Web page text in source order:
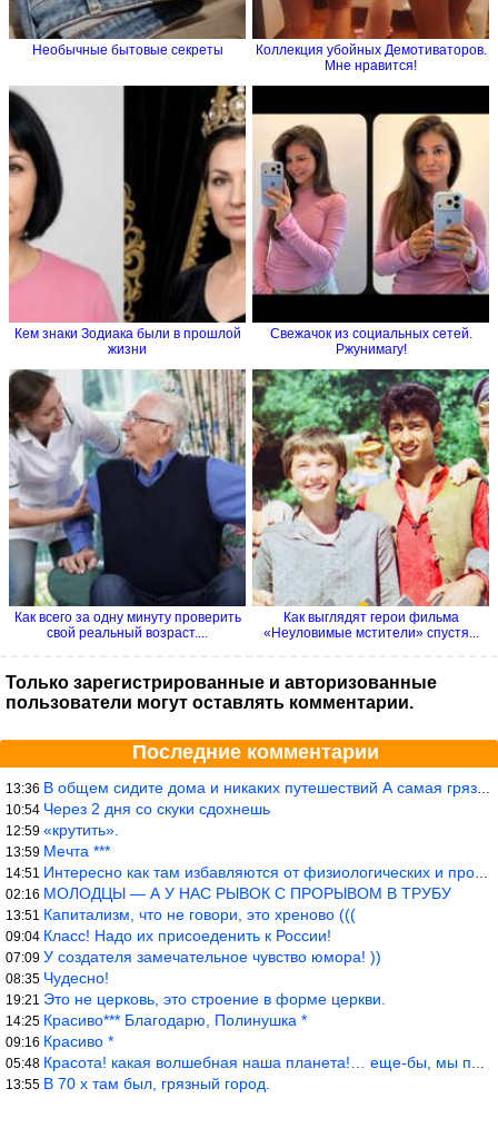
Необычные бытовые секреты
Коллекция убойных Демотиваторов.
Мне нравится!
Кем знаки Зодиака были в прошлой
жизни
Свежачок из социальных сетей.
Ржунимагу!
Как всего за одну минуту проверить
свой реальный возраст....
Как выглядят герои фильма
«Неуловимые мстители» спустя...
Только зарегистрированные и авторизованные
пользователи могут оставлять комментарии.
Последние комментарии
13:36 В общем сидите дома и никаких путешествий А самая грязная в от
10:54 Через 2 дня со скуки сдохнешь
12:59 «крутить».
13:59 Мечта ***
14:51 Интересно как там избавляются от физиологических и прочих отходо
02:16 МОЛОДЦЫ — А У НАС РЫВОК С ПРОРЫВОМ В ТРУБУ
13:51 Капитализм, что не говори, это хреново (((
09:04 Класс! Надо их присоеденить к России!
07:09 У создателя замечательное чувство юмора! ))
08:35 Чудесно!
19:21 Это не церковь, это строение в форме церкви.
14:25 Красиво*** Благодарю, Полинушка *
09:16 Красиво *
05:48 Красота! какая волшебная наша планета!… еще-бы, мы понимали это…
13:55 В 70 х там был, грязный город.